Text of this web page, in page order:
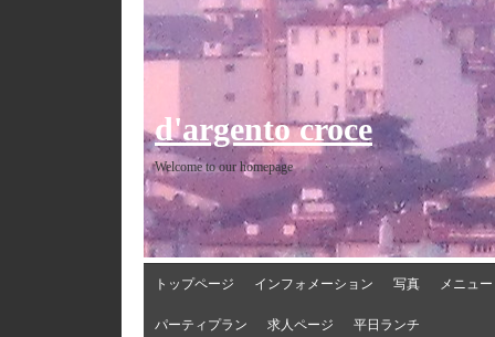
d'argento croce
Welcome to our homepage
トップページ インフォメーション 写真 メニュー
パーティプラン 求人ページ 平日ランチ